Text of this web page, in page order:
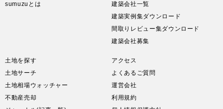
sumuzuとは
建築会社一覧
建築実例集ダウンロード
間取りレビュー集ダウンロード
建築会社募集
土地を探す
土地サーチ
土地相場ウォッチャー
不動産売却
アクセス
よくあるご質問
運営会社
利用規約